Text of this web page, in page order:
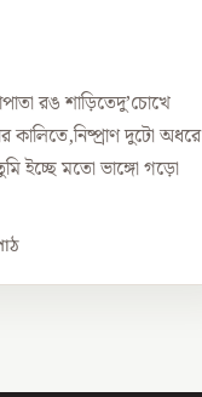
রঙ শাড়িতেদু’চোখে
দুটো অধরে
ইচ্ছে মতো ভাঙ্গো গড়ো